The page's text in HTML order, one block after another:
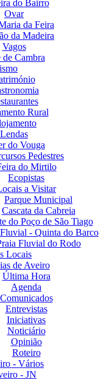
do Bairro
Ovar
da Feira
da Madeira
Vagos
de Cambra
Rural
Lendas
do Vouga
Pedestres
do Mirtilo
Ecopistas
a Visitar
Parque Municipal
Cascata da Cabreia
do Poço de São Tiago
- Quinta do Barco
Fluvial do Rodo
Locais
de Aveiro
Última Hora
Agenda
Comunicados
Entrevistas
Iniciativas
Noticiário
Opinião
Roteiro
- Vários
- JN